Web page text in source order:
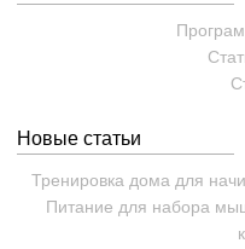
Новые статьи
Тренировка дома для
Питание для набора